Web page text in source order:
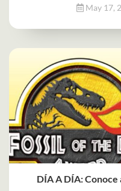
May 17,
DÍA A DÍA: Conoce